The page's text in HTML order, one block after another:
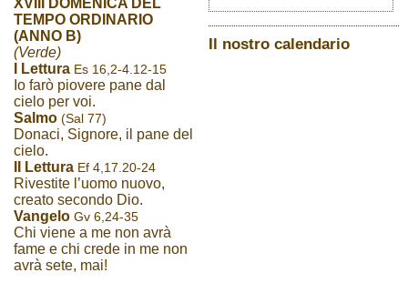
XVIII DOMENICA DEL
TEMPO ORDINARIO
(ANNO B)
(Verde)
I Lettura Es 16,2-4.12-15
Io farò piovere pane dal
cielo per voi.
Salmo (Sal 77)
Donaci, Signore, il pane del
cielo.
II Lettura Ef 4,17.20-24
Rivestite l’uomo nuovo,
creato secondo Dio.
Vangelo Gv 6,24-35
Chi viene a me non avrà
fame e chi crede in me non
avrà sete, mai!
Il nostro calendario